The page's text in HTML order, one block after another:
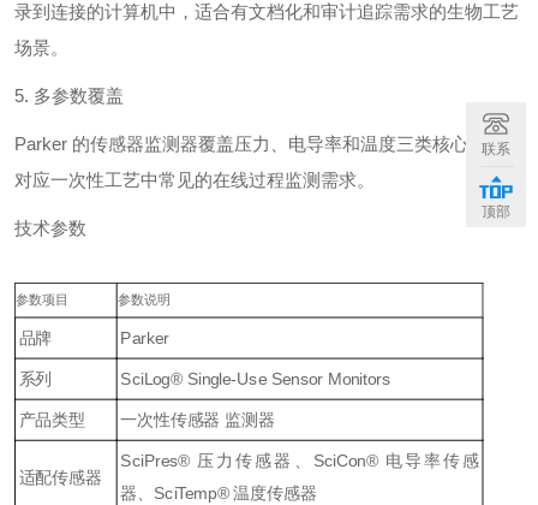
录到连接的计算机中，适合有文档化和审计追踪需求的生物工艺
场景。
5. 多参数覆盖
Parker 的传感器监测器覆盖压力、电导率和温度三类核心参数，
对应一次性工艺中常见的在线过程监测需求。
技术参数
参数项目 参数说明
品牌 Parker
系列 SciLog® Single-Use Sensor Monitors
产品类型 一次性传感器 监测器
适配传感器
SciPres® 压力传感器、SciCon® 电导率传感
器、SciTemp® 温度传感器
联系
顶部